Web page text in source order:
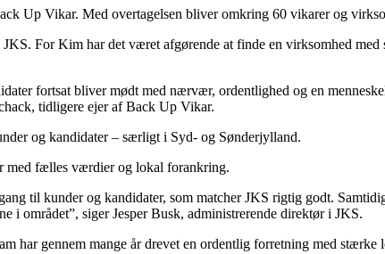
Up Vikar. Med overtagelsen bliver omkring 60 vikarer og
For Kim har det været afgørende at finde en virksomhed
fortsat bliver mødt med nærvær, ordentlighed og en
tidligere ejer af Back Up Vikar.
og kandidater – særligt i Syd- og Sønderjylland.
med fælles værdier og lokal forankring.
til kunder og kandidater, som matcher JKS rigtig godt.
i området”, siger Jesper Busk, administrerende direktør i JKS.
har gennem mange år drevet en ordentlig forretning med